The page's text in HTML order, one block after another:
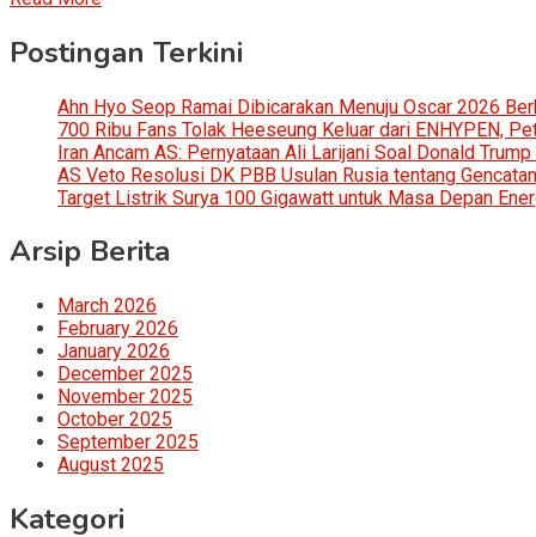
Postingan Terkini
Ahn Hyo Seop Ramai Dibicarakan Menuju Oscar 2026
700 Ribu Fans Tolak Heeseung Keluar dari ENHYPEN,
Iran Ancam AS: Pernyataan Ali Larijani Soal Donald
AS Veto Resolusi DK PBB Usulan Rusia tentang
Target Listrik Surya 100 Gigawatt untuk Masa Depan
Arsip Berita
March 2026
February 2026
January 2026
December 2025
November 2025
October 2025
September 2025
August 2025
Kategori